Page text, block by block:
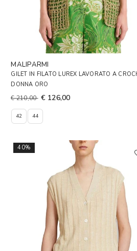
MALIPARMI
GILET IN FILATO LUREX LAVORATO A
DONNA ORO
€ 210,00 € 126,00
42 44
40%